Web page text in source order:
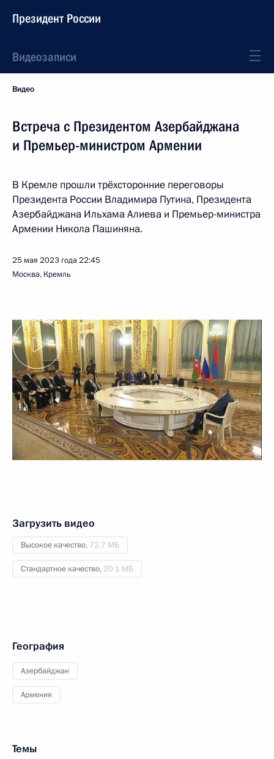
Президент России
Видеозаписи
Видео
Встреча с Президентом Азербайджана
и Премьер-министром Армении
В Кремле прошли трёхсторонние переговоры
Президента России Владимира Путина, Президента
Азербайджана Ильхама Алиева и Премьер-министра
Армении Никола Пашиняна.
25 мая 2023 года22:45
Москва, Кремль
Загрузить видео
Высокое качество, 72.7 МБ
Стандартное качество, 20.1 МБ
География
Азербайджан
Армения
Темы